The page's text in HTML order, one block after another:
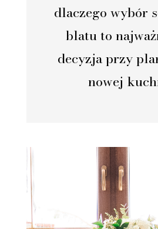
dlaczego wybór
blatu to
decyzja przy
nowej